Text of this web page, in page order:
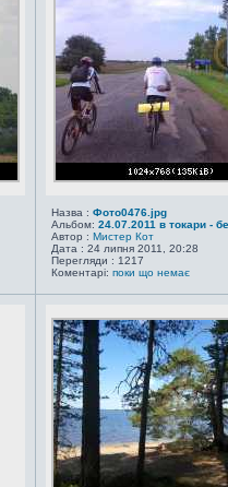
Назва : Фото0476.jpg
Альбом: 24.07.2011 в токари -
Автор : Мистер Кот
Дата : 24 липня 2011, 20:28
Перегляди : 1217
Коментарі: поки що немає